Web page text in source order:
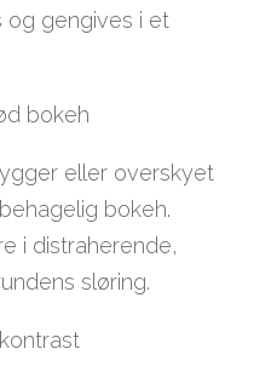
gengives i et
bokeh
eller overskyet
bokeh.
i distraherende,
sløring.